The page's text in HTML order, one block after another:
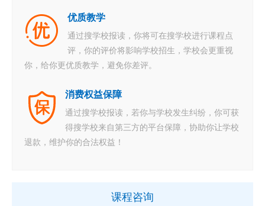
优质教学
通过搜学校报读，你将可在搜学校进行课程点
评，你的评价将影响学校招生，学校会更重视
你，给你更优质教学，避免你差评。
消费权益保障
通过搜学校报读，若你与学校发生纠纷，你可获
得搜学校来自第三方的平台保障，协助你让学校
退款，维护你的合法权益！
课程咨询